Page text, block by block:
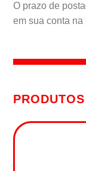
O prazo de
em sua conta na